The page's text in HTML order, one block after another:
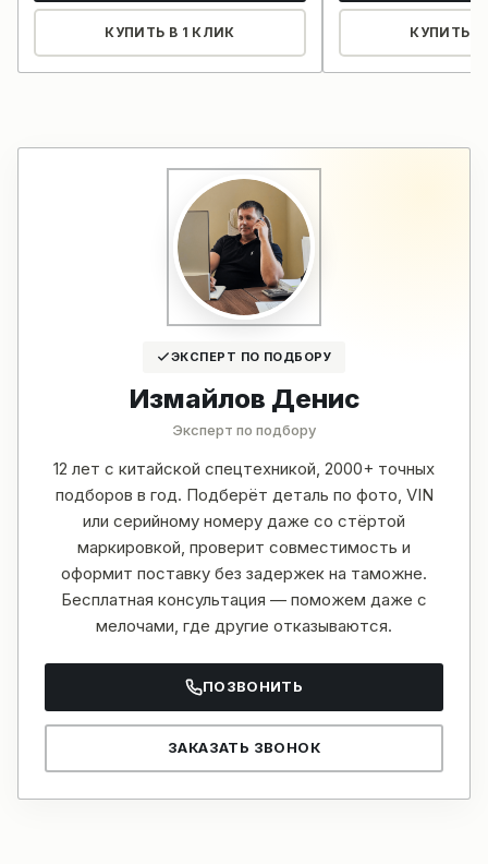
КУПИТЬ В 1 КЛИК КУПИТЬ В
ЭКСПЕРТ ПО ПОДБОРУ
Измайлов Денис
Эксперт по подбору
12 лет с китайской спецтехникой, 2000+ точных
подборов в год. Подберёт деталь по фото, VIN
или серийному номеру даже со стёртой
маркировкой, проверит совместимость и
оформит поставку без задержек на таможне.
Бесплатная консультация — поможем даже с
мелочами, где другие отказываются.
ПОЗВОНИТЬ
ЗАКАЗАТЬ ЗВОНОК